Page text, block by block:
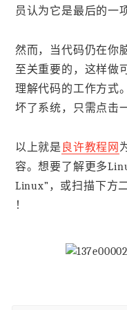
员认为它是最后的一
然而，当代码仍在你
至关重要的，这样做
理解代码的工作方式
坏了系统，只需点击
以上就是 良许教程网
容。想要了解更多
Linux”，或扫描下方
！